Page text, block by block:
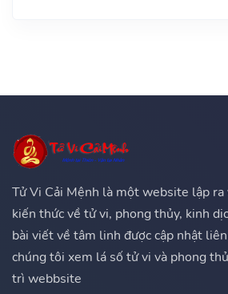
Tử Vi Cải Mệnh là một website lập ra
kiến thức về tử vi, phong thủy, kinh
bài viết về tâm linh được cập nhật
chúng tôi xem lá số tử vi và phong
trì webbsite